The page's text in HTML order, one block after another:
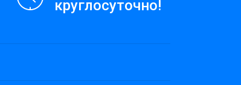
круглосуточно!